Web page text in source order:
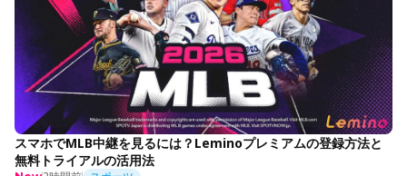
スマホでMLB中継を見るには？Leminoプレミアムの登録方法と
無料トライアルの活用法